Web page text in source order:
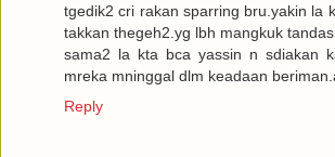
tgedik2 cri rakan sparring bru.yakin la
takkan thegeh2.yg lbh mangkuk
sama2 la kta bca yassin n sdiakan
mreka mninggal dlm keadaan
Reply